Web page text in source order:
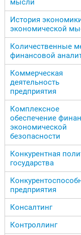
мысли
История
экономической
Количественные
финансовой
Коммерческая
деятельность
предприятия
Комплексное
обеспечение
экономической
безопасности
Конкурентная
государства
предприятия
Консалтинг
Контроллинг